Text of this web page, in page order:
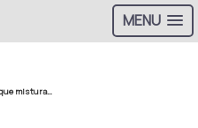
MENU
Tanque misturador com agitador